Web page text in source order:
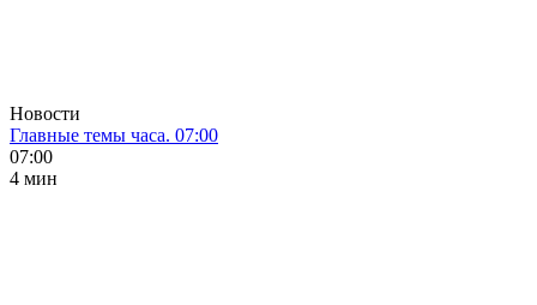
Новости
Главные темы часа. 07:00
07:00
4 мин